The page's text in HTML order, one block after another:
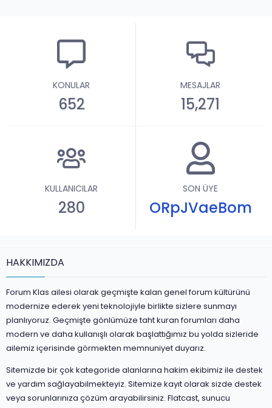
KONULAR
652
MESAJLAR
15,271
KULLANICILAR
280
SON ÜYE
ORpJVaeBom
HAKKIMIZDA
Forum Klas ailesi olarak geçmişte kalan genel forum kültürünü
modernize ederek yeni teknolojiyle birlikte sizlere sunmayı
planlıyoruz. Geçmişte gönlümüze taht kuran forumları daha
modern ve daha kullanışlı olarak başlattığımız bu yolda sizleride
ailemiz içerisinde görmekten memnuniyet duyarız.
Sitemizde bir çok kategoride alanlarına hakim ekibimiz ile destek
ve yardım sağlayabilmekteyiz. Sitemize kayıt olarak sizde destek
veya sorunlarınıza çözüm arayabilirsiniz. Flatcast, sunucu